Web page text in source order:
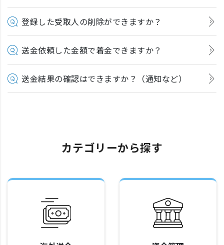
登録した受取人の削除ができますか？
送金依頼した金額で着金できますか？
送金結果の確認はできますか？（通知など）
カテゴリーから探す